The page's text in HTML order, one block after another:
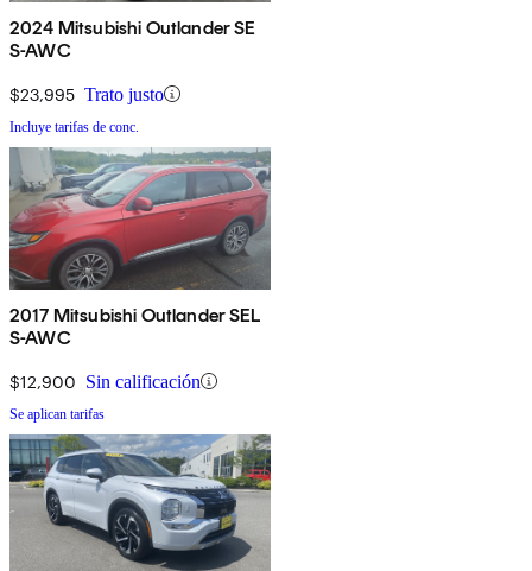
2024 Mitsubishi Outlander SE
S-AWC
$23,995 Trato justo
Incluye tarifas de conc.
2017 Mitsubishi Outlander SEL
S-AWC
$12,900 Sin calificación
Se aplican tarifas